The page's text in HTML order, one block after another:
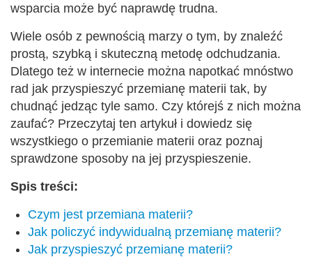
wsparcia może być naprawdę trudna.
Wiele osób z pewnością marzy o tym, by znaleźć
prostą, szybką i skuteczną metodę odchudzania.
Dlatego też w internecie można napotkać mnóstwo
rad jak przyspieszyć przemianę materii tak, by
chudnąć jedząc tyle samo. Czy którejś z nich można
zaufać? Przeczytaj ten artykuł i dowiedz się
wszystkiego o przemianie materii oraz poznaj
sprawdzone sposoby na jej przyspieszenie.
Spis treści:
Czym jest przemiana materii?
Jak policzyć indywidualną przemianę materii?
Jak przyspieszyć przemianę materii?